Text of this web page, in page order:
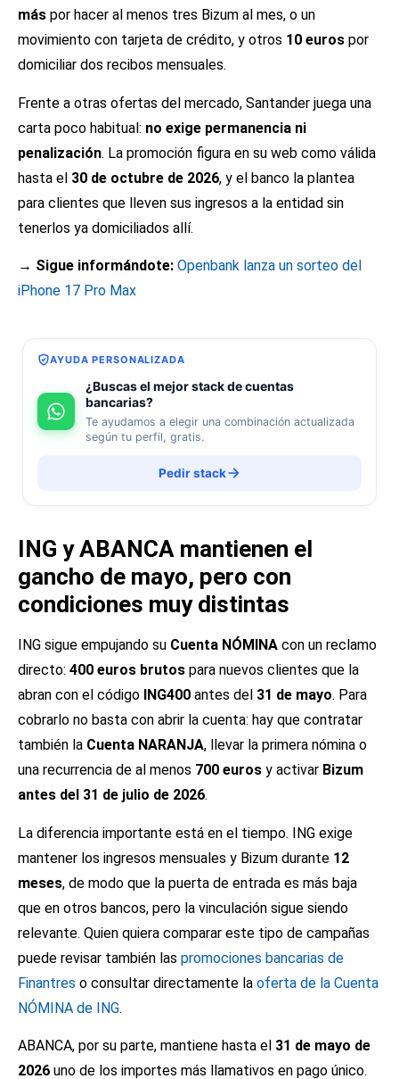
más por hacer al menos tres Bizum al mes, o un
movimiento con tarjeta de crédito, y otros 10 euros por
domiciliar dos recibos mensuales.
Frente a otras ofertas del mercado, Santander juega una
carta poco habitual: no exige permanencia ni
penalización. La promoción figura en su web como válida
hasta el 30 de octubre de 2026, y el banco la plantea
para clientes que lleven sus ingresos a la entidad sin
tenerlos ya domiciliados allí.
→ Sigue informándote: Openbank lanza un sorteo del
iPhone 17 Pro Max
AYUDA PERSONALIZADA
¿Buscas el mejor stack de cuentas
bancarias?
Te ayudamos a elegir una combinación actualizada
según tu perfil, gratis.
Pedir stack
ING y ABANCA mantienen el
gancho de mayo, pero con
condiciones muy distintas
ING sigue empujando su Cuenta NÓMINA con un reclamo
directo: 400 euros brutos para nuevos clientes que la
abran con el código ING400 antes del 31 de mayo. Para
cobrarlo no basta con abrir la cuenta: hay que contratar
también la Cuenta NARANJA, llevar la primera nómina o
una recurrencia de al menos 700 euros y activar Bizum
antes del 31 de julio de 2026.
La diferencia importante está en el tiempo. ING exige
mantener los ingresos mensuales y Bizum durante 12
meses, de modo que la puerta de entrada es más baja
que en otros bancos, pero la vinculación sigue siendo
relevante. Quien quiera comparar este tipo de campañas
puede revisar también las promociones bancarias de
Finantres o consultar directamente la oferta de la Cuenta
NÓMINA de ING.
ABANCA, por su parte, mantiene hasta el 31 de mayo de
2026 uno de los importes más llamativos en pago único.